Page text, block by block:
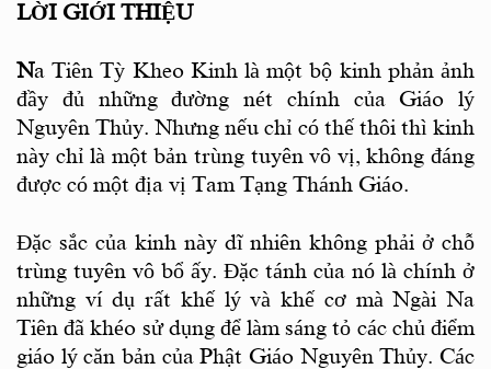
LỜI GIỚI THIỆU
Na Tiên Tỳ Kheo Kinh là một bộ kinh phản ảnh
đầy đủ những đường nét chính của Giáo lý
Nguyên Thủy. Nhưng nếu chỉ có thế thôi thì kinh
này chỉ là một bản trùng tuyên vô vị, không đáng
được có một địa vị Tam Tạng Thánh Giáo.
Ðặc sắc của kinh này dĩ nhiên không phải ở chỗ
trùng tuyên vô bổ ấy. Ðặc tánh của nó là chính ở
những ví dụ rất khế lý và khế cơ mà Ngài Na
Tiên đã khéo sử dụng để làm sáng tỏ các chủ điểm
giáo lý căn bản của Phật Giáo Nguyên Thủy. Các